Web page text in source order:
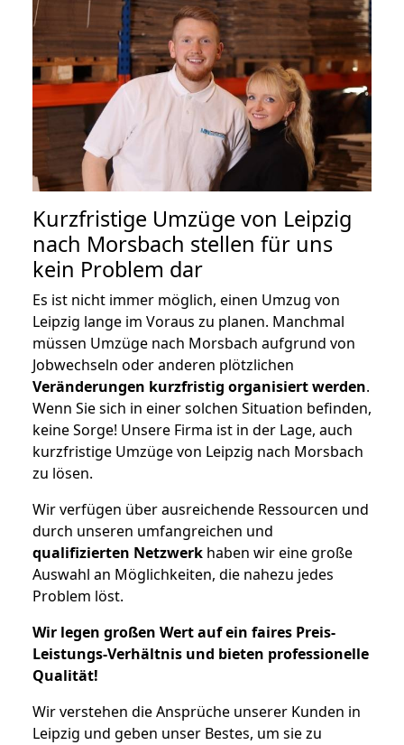
Kurzfristige Umzüge von Leipzig
nach Morsbach stellen für uns
kein Problem dar
Es ist nicht immer möglich, einen Umzug von
Leipzig lange im Voraus zu planen. Manchmal
müssen Umzüge nach Morsbach aufgrund von
Jobwechseln oder anderen plötzlichen
Veränderungen kurzfristig organisiert werden.
Wenn Sie sich in einer solchen Situation befinden,
keine Sorge! Unsere Firma ist in der Lage, auch
kurzfristige Umzüge von Leipzig nach Morsbach
zu lösen.
Wir verfügen über ausreichende Ressourcen und
durch unseren umfangreichen und
qualifizierten Netzwerk haben wir eine große
Auswahl an Möglichkeiten, die nahezu jedes
Problem löst.
Wir legen großen Wert auf ein faires Preis-
Leistungs-Verhältnis und bieten professionelle
Qualität!
Wir verstehen die Ansprüche unserer Kunden in
Leipzig und geben unser Bestes, um sie zu